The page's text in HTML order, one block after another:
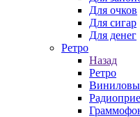
Для очков
Для сигар
Для денег
Ретро
Назад
Ретро